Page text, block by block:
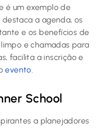
é um exemplo de
destaca a agenda, os
e os benefícios de
e chamadas para
facilita a inscrição e
evento.
School
a planejadores